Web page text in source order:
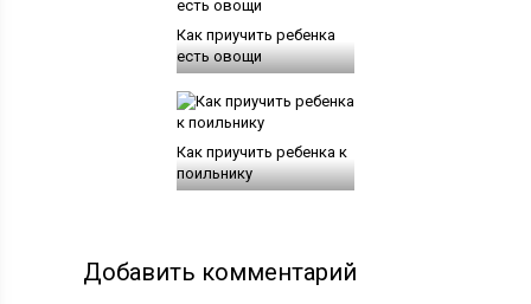
Как приучить ребенка
есть овощи
Как приучить ребенка к
поильнику
Добавить комментарий